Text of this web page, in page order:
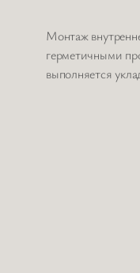
Монтаж
герметичными
выполняется